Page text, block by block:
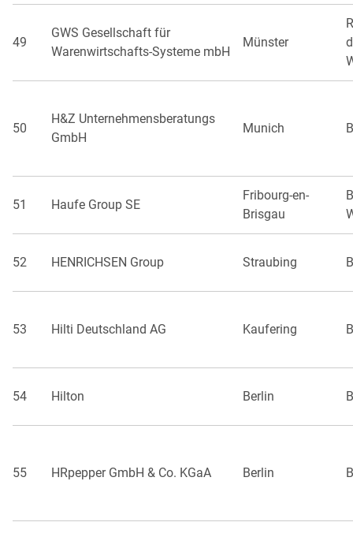
49
GWS Gesellschaft für
Warenwirtschafts-Systeme mbH
Münster
50
H&Z Unternehmensberatungs
GmbH
Munich
51 Haufe Group SE
Fribourg-en-
Brisgau
52 HENRICHSEN Group Straubing
53 Hilti Deutschland AG Kaufering
54 Hilton Berlin
55 HRpepper GmbH & Co. KGaA Berlin